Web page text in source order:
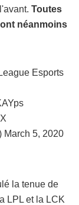
Toutes
néanmoins
Esports
March 5, 2020
la tenue de
LPL et la LCK